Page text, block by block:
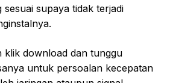
sesuai supaya tidak terjadi
klik download dan tunggu
untuk persoalan kecepatan